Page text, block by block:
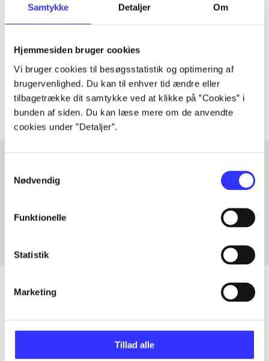
Samtykke Detaljer Om
Hjemmesiden bruger cookies
Vi bruger cookies til besøgsstatistik og optimering af
brugervenlighed. Du kan til enhver tid ændre eller
tilbagetrække dit samtykke ved at klikke på ”Cookies” i
bunden af siden. Du kan læse mere om de anvendte
cookies under ”Detaljer”.
Nødvendig
Funktionelle
Statistik
Marketing
Tillad alle
Artiklen er en del af
lorem ipsum dolor sit amet ...
Tidsskrift
Artiklerne i handler ofte om
Artikler med samme emner
Alle registrerede artikler fordelt på udgivelser